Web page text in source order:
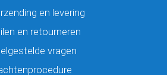
en levering
en retourneren
vragen